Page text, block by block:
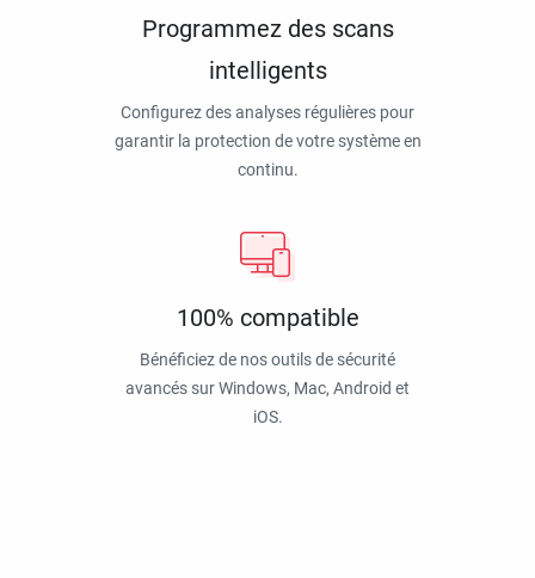
Programmez des scans
intelligents
Configurez des analyses régulières pour
garantir la protection de votre système en
continu.
100% compatible
Bénéficiez de nos outils de sécurité
avancés sur Windows, Mac, Android et
iOS.